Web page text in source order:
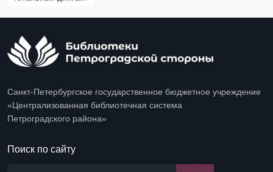
Санкт-Петербургское государственное бюджетное учреждение
«Централизованная библиотечная система
Петроградского района»
Поиск по сайту